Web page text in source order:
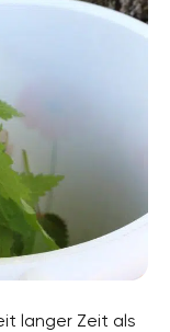
langer Zeit als